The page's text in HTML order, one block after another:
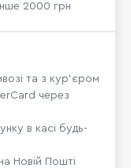
2000 грн
та з кур’єром
через
в касі будь-
Новій Пошті